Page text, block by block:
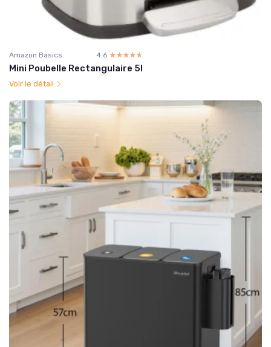
Amazon Basics 4.6 ☆☆☆☆☆
★★★★★
Mini Poubelle Rectangulaire 5l
Voir le détail